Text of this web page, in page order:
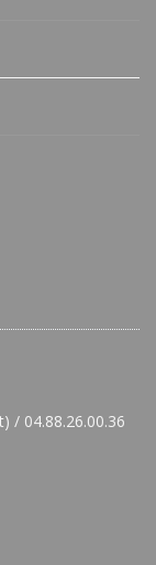
/ 04.88.26.00.36